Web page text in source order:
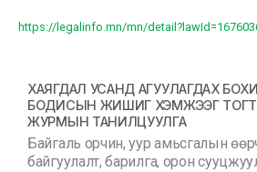
https://legalinfo.mn/mn/
ХАЯГДАЛ УСАНД АГУУЛАГДАХ
БОДИСЫН ЖИШИГ ХЭМЖЭЭГ
ЖУРМЫН ТАНИЛЦУУЛГА
Байгаль орчин, уур амьсгалын
байгуулалт, барилга, орон